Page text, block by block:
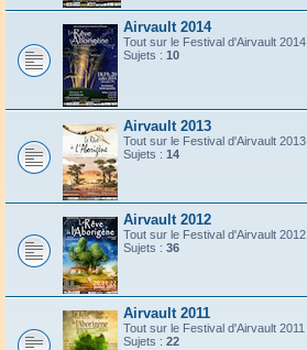
Airvault 2014
Tout sur le Festival d'Airvault 2014
Sujets : 10
Airvault 2013
Tout sur le Festival d'Airvault 2013
Sujets : 14
Airvault 2012
Tout sur le Festival d'Airvault 2012
Sujets : 36
Airvault 2011
Tout sur le Festival d'Airvault 2011
Sujets : 22